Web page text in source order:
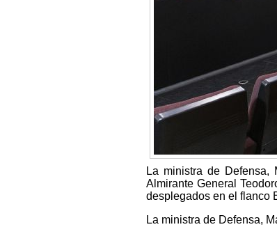
La ministra de Defensa,
Almirante General
desplegados en el flanco
La ministra de Defensa,